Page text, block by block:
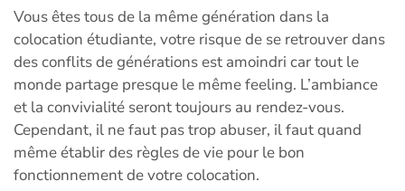
Vous êtes tous de la même génération dans la
colocation étudiante, votre risque de se retrouver dans
des conflits de générations est amoindri car tout le
monde partage presque le même feeling. L’ambiance
et la convivialité seront toujours au rendez-vous.
Cependant, il ne faut pas trop abuser, il faut quand
même établir des règles de vie pour le bon
fonctionnement de votre colocation.